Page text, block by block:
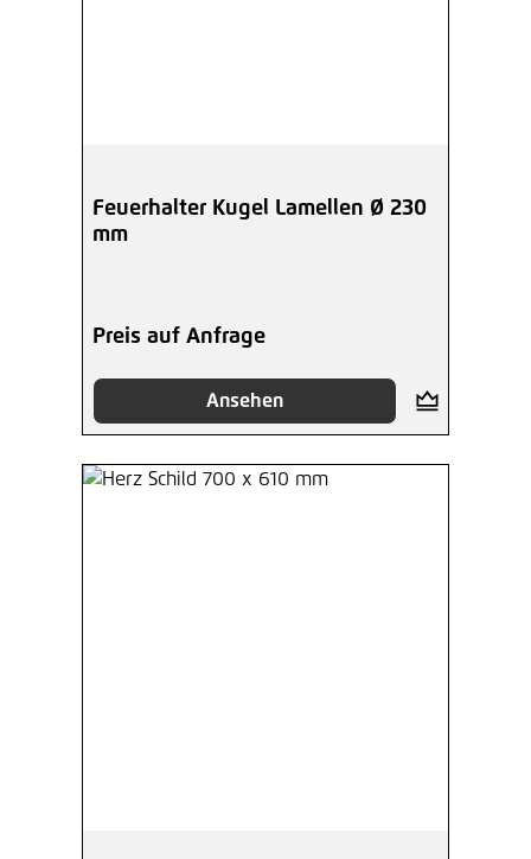
Feuerhalter Kugel Lamellen Ø 230
mm
Preis auf Anfrage
Ansehen